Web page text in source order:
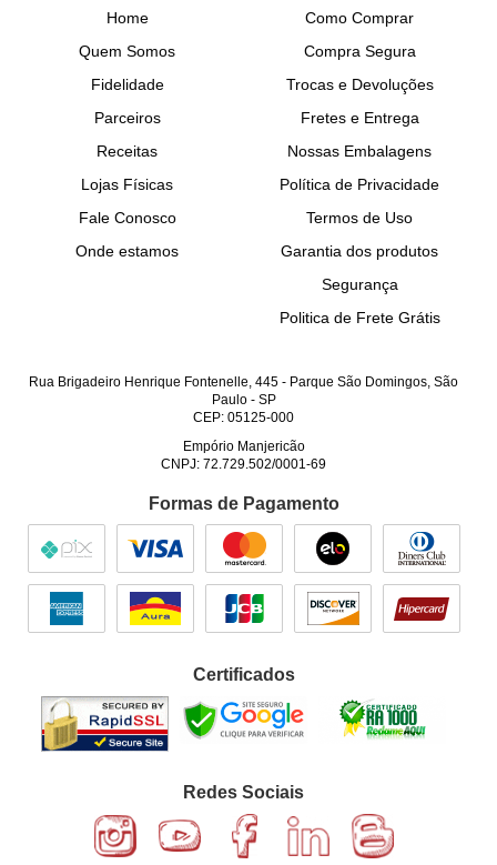
Home
Quem Somos
Fidelidade
Parceiros
Receitas
Lojas Físicas
Fale Conosco
Onde estamos
Como Comprar
Compra Segura
Trocas e Devoluções
Fretes e Entrega
Nossas Embalagens
Política de Privacidade
Termos de Uso
Garantia dos produtos
Segurança
Politica de Frete Grátis
Rua Brigadeiro Henrique Fontenelle, 445 - Parque São Domingos, São
Paulo- SP
CEP: 05125-000
Empório Manjericão
CNPJ: 72.729.502/0001-69
Formas de Pagamento
Certificados
Redes Sociais